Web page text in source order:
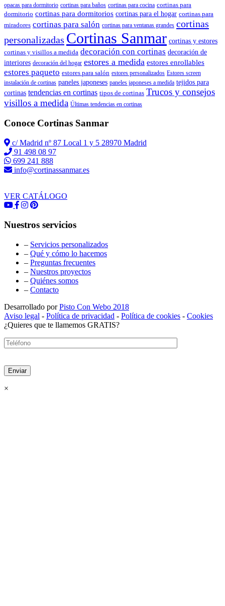
opacas para dormitorio cortinas para baños cortinas para cocina cortinas para
dormitorio cortinas para dormitorios cortinas para el hogar cortinas para
miradores cortinas para salón cortinas para ventanas grandes cortinas
personalizadas Cortinas Sanmar cortinas y estores
cortinas y visillos a medida decoración con cortinas decoración de
interiores decoración del hogar estores a medida estores enrollables
estores paqueto estores para salón estores personalizados Estores screen
instalación de cortinas paneles japoneses paneles japoneses a medida tejidos para
cortinas tendencias en cortinas tipos de cortinas Trucos y consejos
visillos a medida Últimas tendencias en cortinas
Conoce Cortinas Sanmar
c/ Madrid nº 87 Local 1 y 5 28970 Madrid
91 498 08 97
699 241 888
info@cortinassanmar.es
VER CATÁLOGO
Nuestros servicios
– Servicios personalizados
– Qué y cómo lo hacemos
– Preguntas frecuentes
– Nuestros proyectos
– Quiénes somos
– Contacto
Desarrollado porPisto Con Webo 2018
Aviso legal - Política de privacidad - Política de cookies - Cookies
¿Quieres que te llamemos GRATIS?
×